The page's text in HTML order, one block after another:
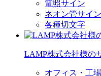
電照サイン
ネオン管サイ
各種切文字
LAMP株式会社様の
オフィス・工場